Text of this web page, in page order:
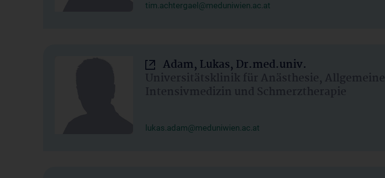
tim.achtergael@meduniwien.ac.at
Adam, Lukas, Dr.med.univ.
Universitätsklinik für Anästhesie, Allgemeine
Intensivmedizin und Schmerztherapie
lukas.adam@meduniwien.ac.at